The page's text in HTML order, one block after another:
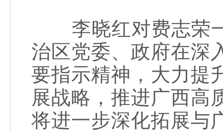
李晓红对费志荣一
治区党委、政府在深
要指示精神，大力提
展战略，推进广西高
将进一步深化拓展与